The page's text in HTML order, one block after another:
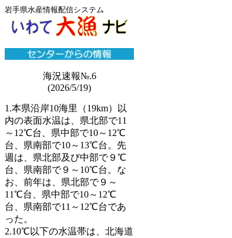
岩手県水産情報配信システム
海況速報№.6
(2026/5/19)
1.本県沿岸10海里（19km）以
内の表面水温は、県北部で11
～12℃台、県中部で10～12℃
台、県南部で10～13℃台。先
週は、県北部及び中部で９℃
台、県南部で９～10℃台。な
お、前年は、県北部で９～
11℃台、県中部で10～12℃
台、県南部で11～12℃台であ
った。
2.10℃以下の水温帯は、北海道